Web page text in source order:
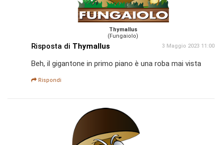
Thymallus
(Fungaiolo)
Risposta di Thymallus 3 Maggio 2023 11:00
Beh, il gigantone in primo piano è una roba mai vista
Rispondi